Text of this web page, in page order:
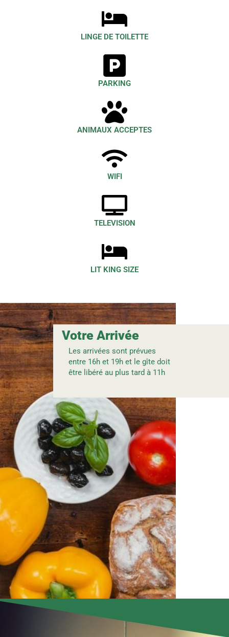
LINGE DE TOILETTE
PARKING
ANIMAUX ACCEPTES
WIFI
TELEVISION
LIT KING SIZE
Votre Arrivée
Les arrivées sont prévues
entre 16h et 19h et le gîte doit
être libéré au plus tard à 11h